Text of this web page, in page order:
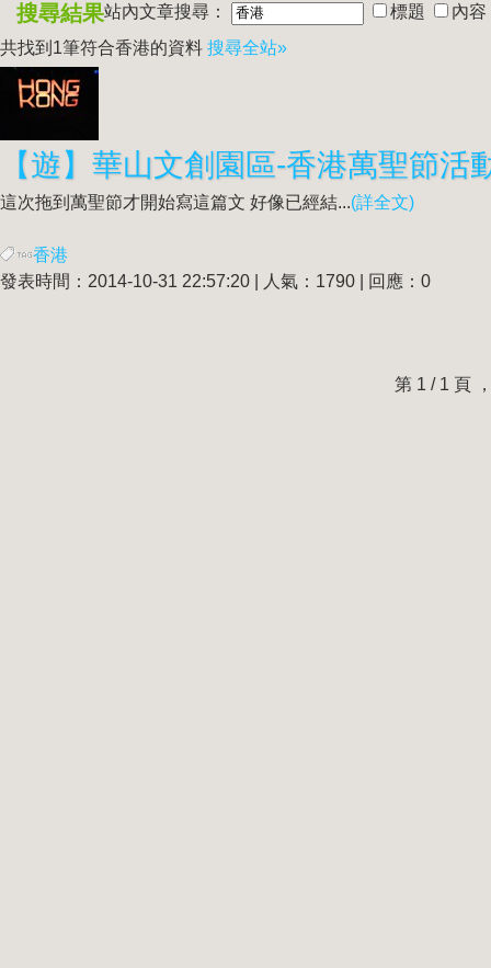
搜尋結果站內文章搜尋： 標題
內容
共找到1筆符合香港的資料 搜尋全站»
【遊】華山文創園區-香港萬聖節活
這次拖到萬聖節才開始寫這篇文 好像已經結...(詳全文)
香港
發表時間：2014-10-31 22:57:20 | 人氣：1790 | 回應：0
第 1 / 1